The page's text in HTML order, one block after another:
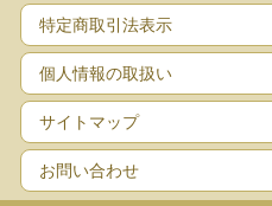
特定商取引法表示
個人情報の取扱い
サイトマップ
お問い合わせ